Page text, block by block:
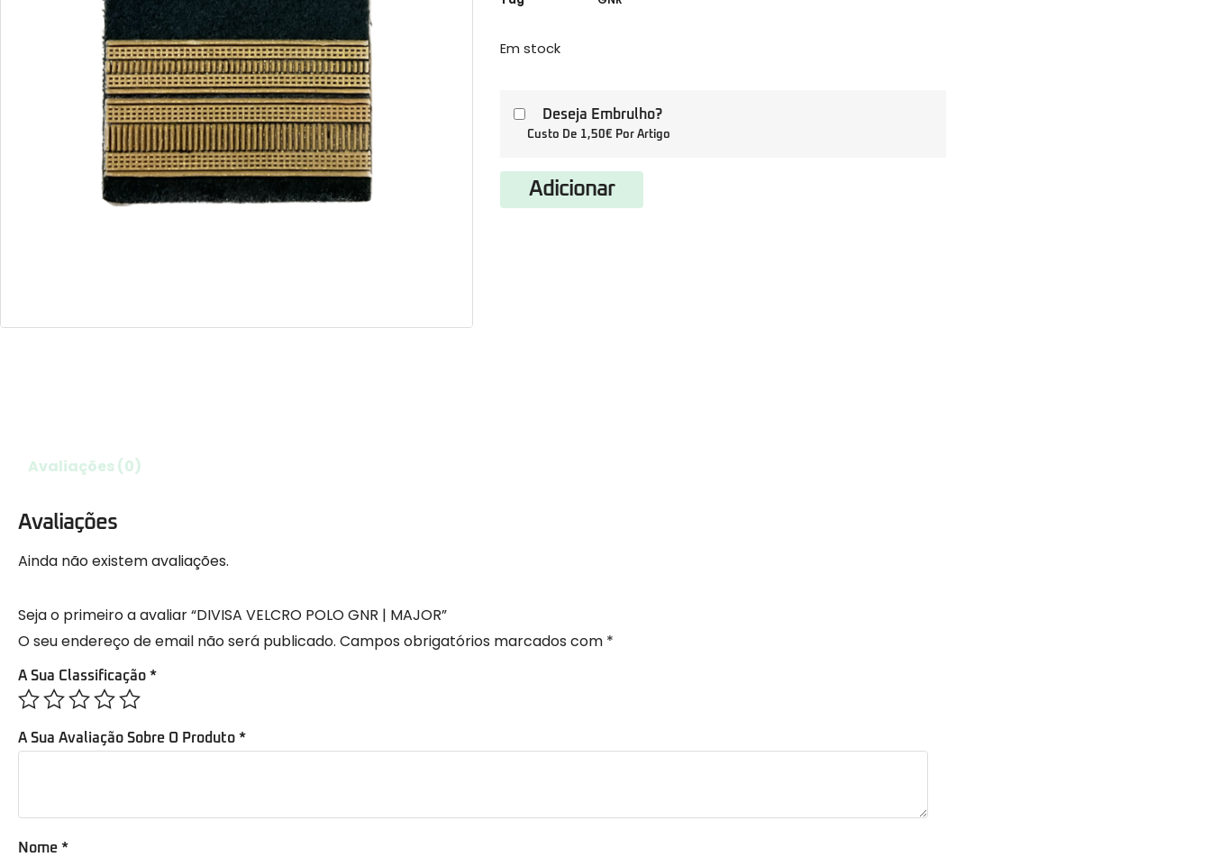
Em stock
Deseja Embrulho?
Custo De 1,50€ Por Artigo
Adicionar
Avaliações (0)
Avaliações
Ainda não existem avaliações.
Seja o primeiro a avaliar “DIVISA VELCRO POLO GNR | MAJOR”
O seu endereço de email não será publicado. Campos obrigatórios marcados com *
A Sua Classificação *
A Sua Avaliação Sobre O Produto *
Nome *